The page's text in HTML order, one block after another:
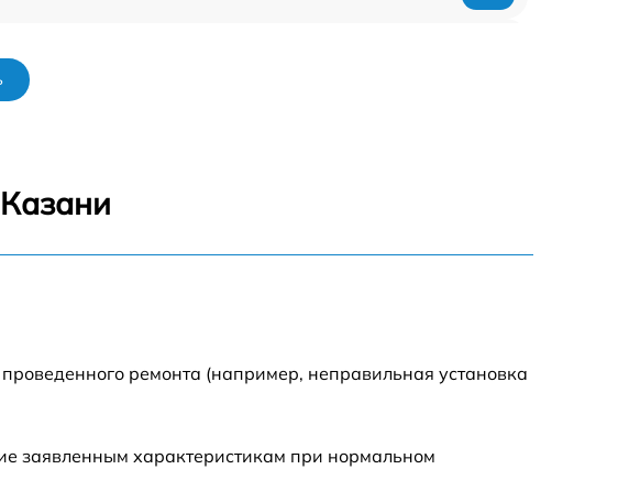
ремонта (например, неправильная установка
заявленным характеристикам при нормальном